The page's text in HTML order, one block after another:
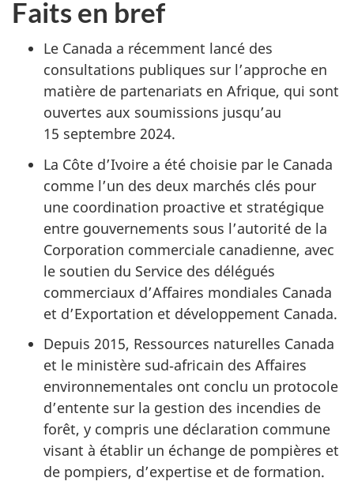
Faits en bref
Le Canada a récemment lancé des
consultations publiques sur l’approche en
matière de partenariats en Afrique, qui sont
ouvertes aux soumissions jusqu’au
15 septembre 2024.
La Côte d’Ivoire a été choisie par le Canada
comme l’un des deux marchés clés pour
une coordination proactive et stratégique
entre gouvernements sous l’autorité de la
Corporation commerciale canadienne, avec
le soutien du Service des délégués
commerciaux d’Affaires mondiales Canada
et d’Exportation et développement Canada.
Depuis 2015, Ressources naturelles Canada
et le ministère sud‑africain des Affaires
environnementales ont conclu un protocole
d’entente sur la gestion des incendies de
forêt, y compris une déclaration commune
visant à établir un échange de pompières et
de pompiers, d’expertise et de formation.